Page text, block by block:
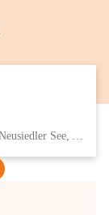
Eisenstädter Straße 18, 7091 Breitenbrunn am Neusiedler See, AUT